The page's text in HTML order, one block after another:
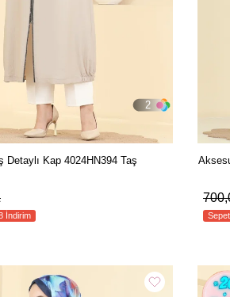
2
Detaylı Kap 4024HN394 Taş
İndirim